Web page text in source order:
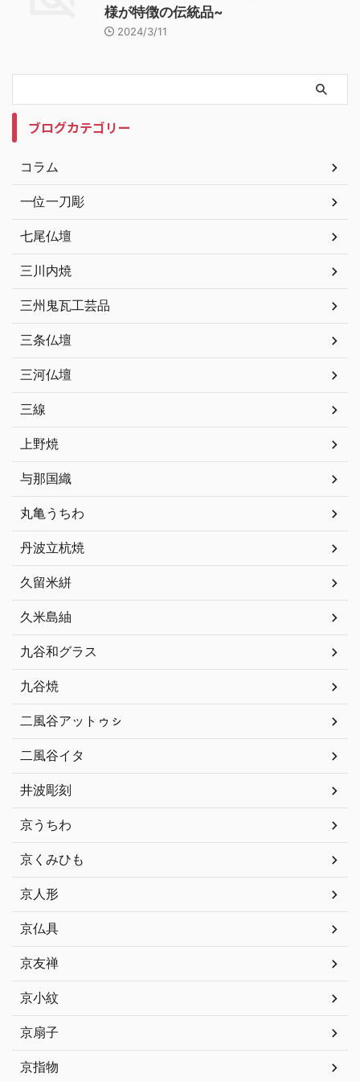
様が特徴の伝統品~
2024/3/11
ブログカテゴリー
コラム
一位一刀彫
七尾仏壇
三川内焼
三州鬼瓦工芸品
三条仏壇
三河仏壇
三線
上野焼
与那国織
丸亀うちわ
丹波立杭焼
久留米絣
久米島紬
九谷和グラス
九谷焼
二風谷アットゥㇱ
二風谷イタ
井波彫刻
京うちわ
京くみひも
京人形
京仏具
京友禅
京小紋
京扇子
京指物